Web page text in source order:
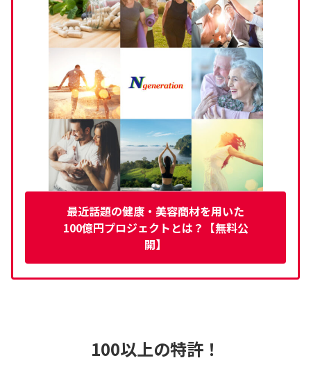
最近話題の健康・美容商材を用いた
100億円プロジェクトとは？【無料公
開】
100以上の特許！